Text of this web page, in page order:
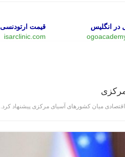
در انگلیس
قیمت ارتودنسی
isarclinic.com
میان کشور‌های آسیای مرکزی پیشنهاد کرد.